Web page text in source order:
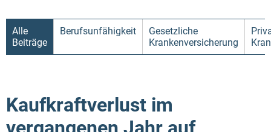
Alle
Beiträge
Berufsunfähigkeit
Gesetzliche
Krankenversicherung
Kaufkraftverlust im